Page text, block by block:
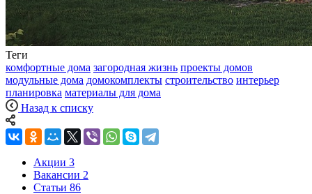
Теги
комфортные дома загородная жизнь проекты домов
модульные дома домокомплекты строительство интерьер
планировка материалы для дома
Назад к списку
Акции 3
Вакансии 2
Статьи 86